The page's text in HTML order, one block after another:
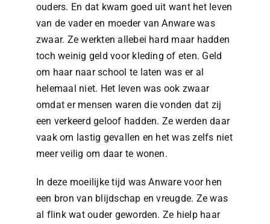
ouders. En dat kwam goed uit want het leven
van de vader en moeder van Anware was
zwaar. Ze werkten allebei hard maar hadden
toch weinig geld voor kleding of eten. Geld
om haar naar school te laten was er al
helemaal niet. Het leven was ook zwaar
omdat er mensen waren die vonden dat zij
een verkeerd geloof hadden. Ze werden daar
vaak om lastig gevallen en het was zelfs niet
meer veilig om daar te wonen.
In deze moeilijke tijd was Anware voor hen
een bron van blijdschap en vreugde. Ze was
al flink wat ouder geworden. Ze hielp haar